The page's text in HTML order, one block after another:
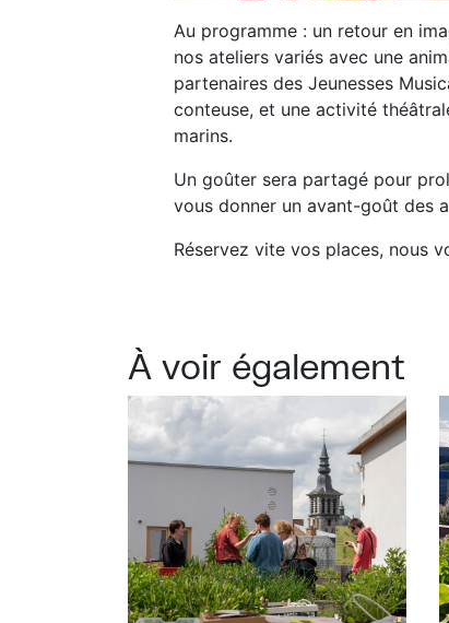
Au programme : un retour en
nos ateliers variés avec une
partenaires des Jeunesses
conteuse, et une activité
marins.
Un goûter sera partagé pour
vous donner un avant-goût des
Réservez vite vos places, nous
À voir également